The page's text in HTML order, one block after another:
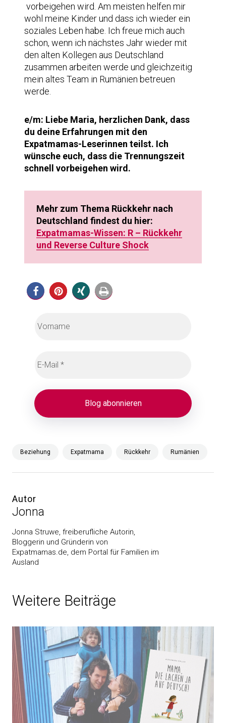
vorbeigehen wird. Am meisten helfen mir
wohl meine Kinder und dass ich wieder ein
soziales Leben habe. Ich freue mich auch
schon, wenn ich nächstes Jahr wieder mit
den alten Kollegen aus Deutschland
zusammen arbeiten werde und gleichzeitig
mein altes Team in Rumänien betreuen
werde.
e/m: Liebe Maria, herzlichen Dank, dass
du deine Erfahrungen mit den
Expatmamas-Leserinnen teilst. Ich
wünsche euch, dass die Trennungszeit
schnell vorbeigehen wird.
Mehr zum Thema Rückkehr nach
Deutschland findest du hier:
Expatmamas-Wissen: R – Rückkehr
und Reverse Culture Shock
Beziehung Expatmama Rückkehr Rumänien
Autor
Jonna
Jonna Struwe, freiberufliche Autorin,
Bloggerin und Gründerin von
Expatmamas.de, dem Portal für Familien im
Ausland
Weitere Beiträge